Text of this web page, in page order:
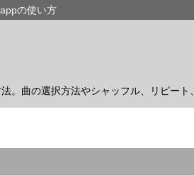
の使い方
。曲の選択方法やシャッフル、リピー